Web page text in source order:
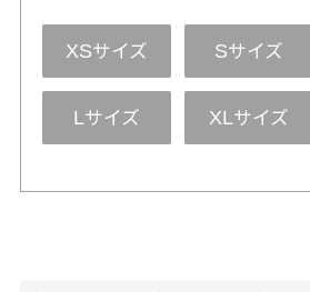
XSサイズ Sサイズ
Lサイズ XLサイズ